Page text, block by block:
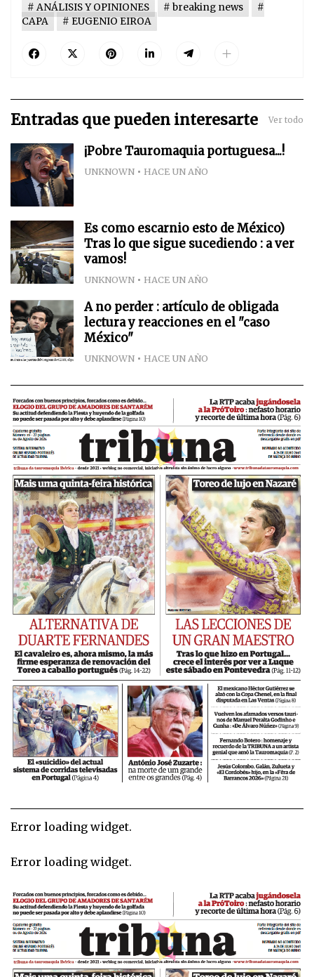
ANÁLISIS Y OPINIONES
breaking news
CAPA
EUGENIO EIROA
Entradas que pueden interesarte Ver todo
¡Pobre Tauromaquia portuguesa...!
UNKNOWN HACE UN AÑO
Es como escarnio esto de México)
Tras lo que sigue sucediendo : a ver
vamos!
UNKNOWN HACE UN AÑO
A no perder : artículo de obligada
lectura y reacciones en el "caso
México"
UNKNOWN HACE UN AÑO
Error loading widget.
Error loading widget.